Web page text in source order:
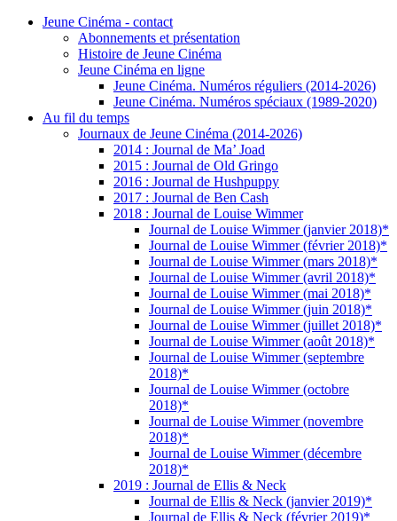
Jeune Cinéma - contact
Abonnements et présentation
Histoire de Jeune Cinéma
Jeune Cinéma en ligne
Jeune Cinéma. Numéros réguliers (2014-2026)
Jeune Cinéma. Numéros spéciaux (1989-2020)
Au fil du temps
Journaux de Jeune Cinéma (2014-2026)
2014 : Journal de Ma’ Joad
2015 : Journal de Old Gringo
2016 : Journal de Hushpuppy
2017 : Journal de Ben Cash
2018 : Journal de Louise Wimmer
Journal de Louise Wimmer (janvier 2018)*
Journal de Louise Wimmer (février 2018)*
Journal de Louise Wimmer (mars 2018)*
Journal de Louise Wimmer (avril 2018)*
Journal de Louise Wimmer (mai 2018)*
Journal de Louise Wimmer (juin 2018)*
Journal de Louise Wimmer (juillet 2018)*
Journal de Louise Wimmer (août 2018)*
Journal de Louise Wimmer (septembre
2018)*
Journal de Louise Wimmer (octobre
2018)*
Journal de Louise Wimmer (novembre
2018)*
Journal de Louise Wimmer (décembre
2018)*
2019 : Journal de Ellis & Neck
Journal de Ellis & Neck (janvier 2019)*
Journal de Ellis & Neck (février 2019)*